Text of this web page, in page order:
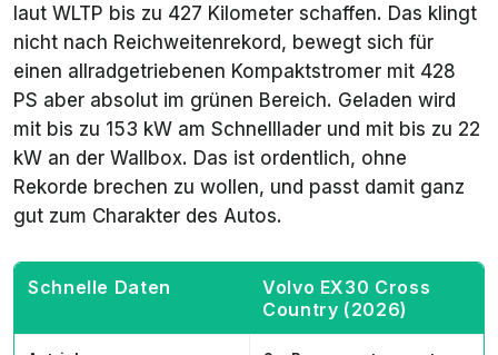
laut WLTP bis zu 427 Kilometer schaffen. Das klingt
nicht nach Reichweitenrekord, bewegt sich für
einen allradgetriebenen Kompaktstromer mit 428
PS aber absolut im grünen Bereich. Geladen wird
mit bis zu 153 kW am Schnelllader und mit bis zu 22
kW an der Wallbox. Das ist ordentlich, ohne
Rekorde brechen zu wollen, und passt damit ganz
gut zum Charakter des Autos.
Schnelle Daten
Volvo EX30 Cross
Country (2026)